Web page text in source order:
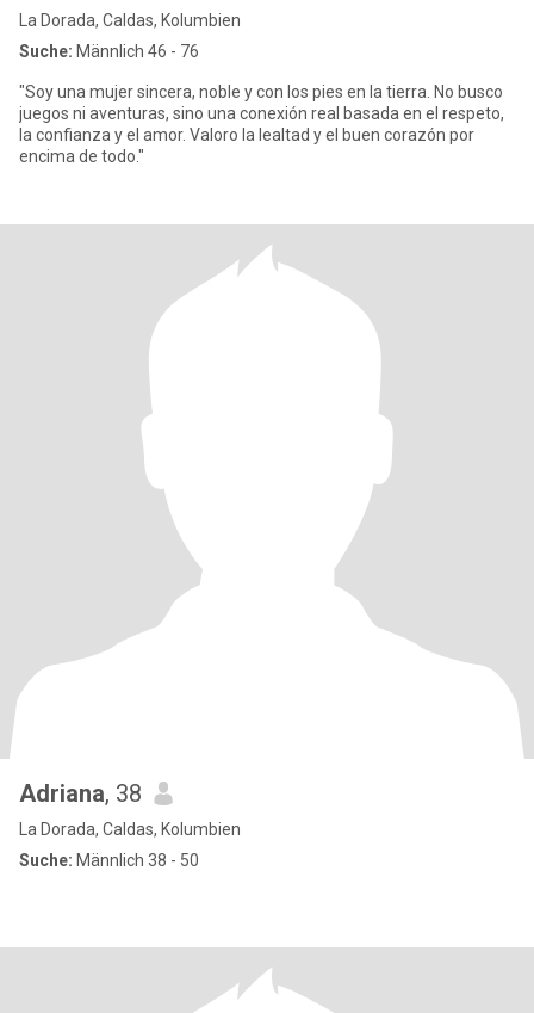
La Dorada, Caldas, Kolumbien
Suche: Männlich 46 - 76
"Soy una mujer sincera, noble y con los pies en la tierra. No busco
juegos ni aventuras, sino una conexión real basada en el respeto,
la confianza y el amor. Valoro la lealtad y el buen corazón por
encima de todo."
Adriana, 38
La Dorada, Caldas, Kolumbien
Suche: Männlich 38 - 50